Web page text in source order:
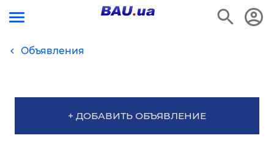
Объявления
+ ДОБАВИТЬ ОБЪЯВЛЕНИЕ